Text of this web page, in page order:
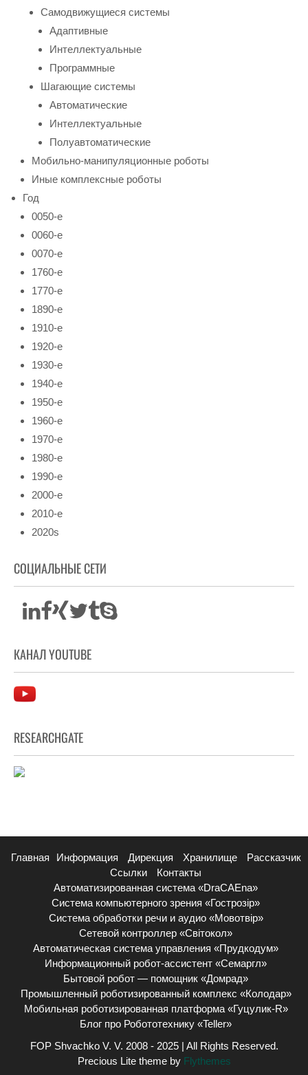
Самодвижущиеся системы
Адаптивные
Интеллектуальные
Программные
Шагающие системы
Автоматические
Интеллектуальные
Полуавтоматические
Мобильно-манипуляционные роботы
Иные комплексные роботы
Год
0050-е
0060-е
0070-е
1760-е
1770-е
1890-е
1910-е
1920-е
1930-е
1940-е
1950-е
1960-е
1970-е
1980-е
1990-е
2000-е
2010-е
2020s
СОЦИАЛЬНЫЕ СЕТИ
КАНАЛ YOUTUBE
RESEARCHGATE
Главная Информация Дирекция Хранилище
Рассказчик
Ссылки
Контакты
Автоматизированная система «DraCAEna»
Система компьютерного зрения «Гострозір»
Система обработки речи и аудио «Мовотвір»
Сетевой контроллер «Світокол»
Автоматическая система управления «Прудкодум»
Информационный робот-ассистент «Семаргл»
Бытовой робот — помощник «Домрад»
Промышленный роботизированный комплекс «Колодар»
Мобильная роботизированная платформа «Гуцулик-R»
Блог про Робототехнику «Teller»
FOP Shvachko V. V. 2008 - 2025 | All Rights Reserved.
Precious Lite theme byFlythemes